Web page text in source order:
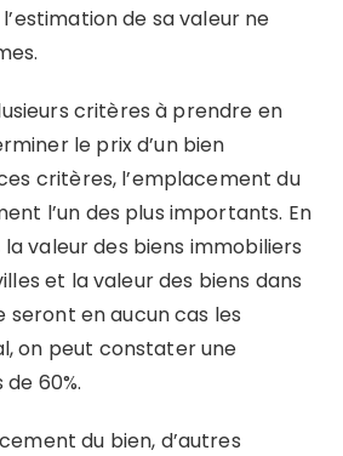
de sa valeur ne
critères à prendre en
le prix d’un bien
critères, l’emplacement du
l’un des plus importants. En
la valeur des biens immobiliers
et la valeur des biens dans
seront en aucun cas les
on peut constater une
60%.
du bien, d’autres